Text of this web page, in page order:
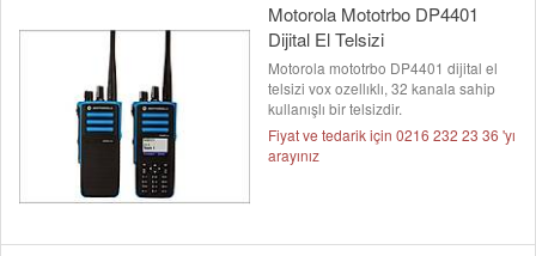
Motorola Mototrbo DP4401
Dijital El Telsizi
Motorola mototrbo DP4401 dijital el
telsizi vox ozellıklı, 32 kanala sahip
kullanışlı bir telsizdir.
Fiyat ve tedarik için 0216 232 23 36 'yı
arayınız